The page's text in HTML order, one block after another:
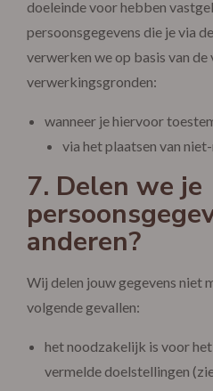
doeleinde voor hebben
persoonsgegevens die je via
verwerken we op basis van de
verwerkingsgronden:
wanneer je hiervoor
via het plaatsen van
7. Delen we je
anderen?
Wij delen jouw gegevens niet
volgende gevallen:
het noodzakelijk is voor
vermelde doelstellingen